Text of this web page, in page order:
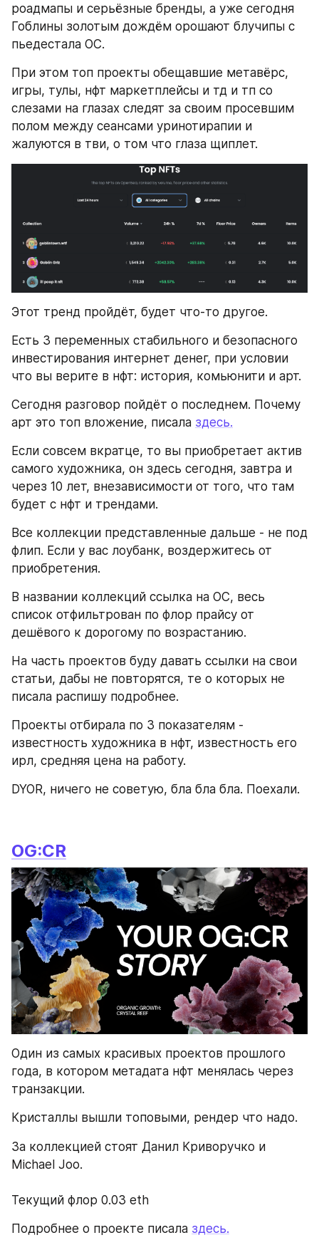
роадмапы и серьёзные бренды, а уже сегодня
Гоблины золотым дождём орошают блучипы с
пьедестала ОС.
При этом топ проекты обещавшие метавёрс,
игры, тулы, нфт маркетплейсы и тд и тп со
слезами на глазах следят за своим просевшим
полом между сеансами уринотирапии и
жалуются в тви, о том что глаза щиплет.
Этот тренд пройдёт, будет что-то другое.
Есть 3 переменных стабильного и безопасного
инвестирования интернет денег, при условии
что вы верите в нфт: история, комьюнити и арт.
Сегодня разговор пойдёт о последнем. Почему
арт это топ вложение, писала здесь.
Если совсем вкратце, то вы приобретает актив
самого художника, он здесь сегодня, завтра и
через 10 лет, внезависимости от того, что там
будет с нфт и трендами.
Все коллекции представленные дальше - не под
флип. Если у вас лоубанк, воздержитесь от
приобретения.
В названии коллекций ссылка на ОС, весь
список отфильтрован по флор прайсу от
дешёвого к дорогому по возрастанию.
На часть проектов буду давать ссылки на свои
статьи, дабы не повторятся, те о которых не
писала распишу подробнее.
Проекты отбирала по 3 показателям -
известность художника в нфт, известность его
ирл, средняя цена на работу.
DYOR, ничего не советую, бла бла бла. Поехали.
OG:CR
Один из самых красивых проектов прошлого
года, в котором метадата нфт менялась через
транзакции.
Кристаллы вышли топовыми, рендер что надо.
За коллекцией стоят Данил Криворучко и
Michael Joo.
Текущий флор 0.03 eth
Подробнее о проекте писала здесь.